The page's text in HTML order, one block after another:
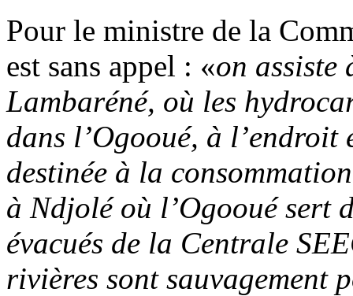
Pour le ministre de la
est sans appel : «on
Lambaréné, où les
dans l’Ogooué, à l’endroit
destinée à la
à Ndjolé où l’Ogooué sert
évacués de la Centrale
rivières sont sauvagement